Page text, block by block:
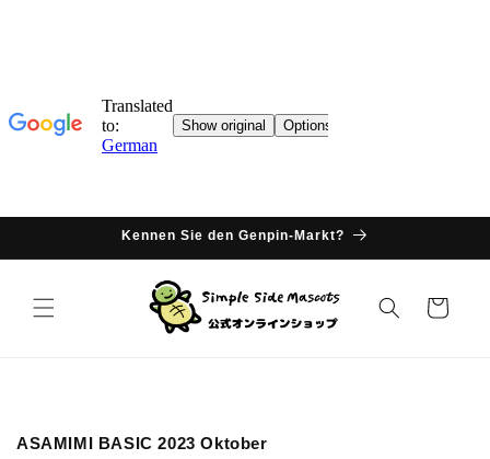
Kennen Sie den Genpin-Markt?
Warenkorb
K
ASAMIMI BASIC 2023 Oktober